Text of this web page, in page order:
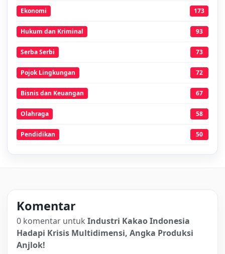
Ekonomi 173
Hukum dan Kriminal 93
Serba Serbi 73
Pojok Lingkungan 72
Bisnis dan Keuangan 67
Olahraga 58
Pendidikan 50
Komentar
0 komentar untuk Industri Kakao Indonesia
Hadapi Krisis Multidimensi, Angka Produksi
Anjlok!